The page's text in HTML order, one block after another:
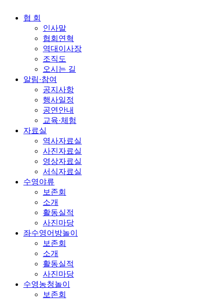
협 회
인사말
협회연혁
역대이사장
조직도
오시는 길
알림·참여
공지사항
행사일정
공연안내
교육·체험
자료실
역사자료실
사진자료실
영상자료실
서식자료실
수영야류
보존회
소개
활동실적
사진마당
좌수영어방놀이
보존회
소개
활동실적
사진마당
수영농청놀이
보존회